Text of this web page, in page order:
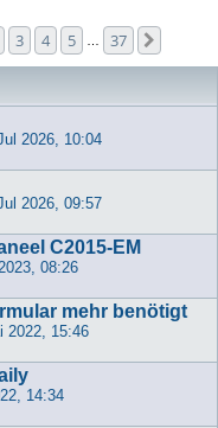
3 4 5 37
2026, 10:04
2026, 09:57
C2015-EM
08:26
mehr benötigt
2022, 15:46
14:34